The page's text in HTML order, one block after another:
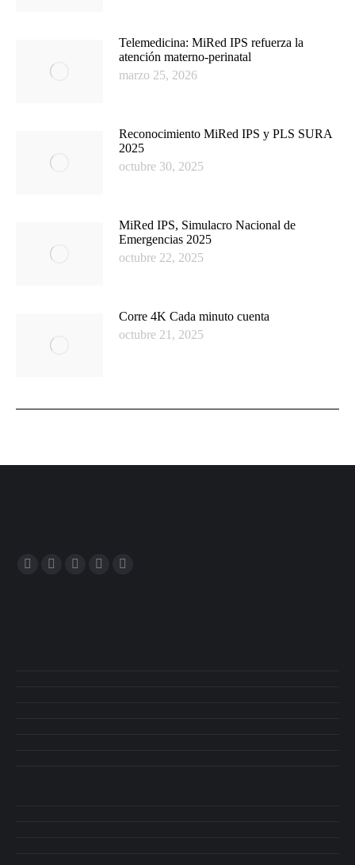
Telemedicina: MiRed IPS refuerza la
atención materno-perinatal
marzo 25, 2026
Reconocimiento MiRed IPS y PLS SURA
2025
octubre 30, 2025
MiRed IPS, Simulacro Nacional de
Emergencias 2025
octubre 22, 2025
Corre 4K Cada minuto cuenta
octubre 21, 2025